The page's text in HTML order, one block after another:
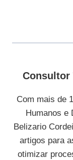
Consultor
Com mais de
Humanos e
Belizario
artigos para
otimizar